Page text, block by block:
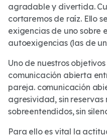
agradable y divertida.
cortaremos de raíz. Ello
exigencias de uno sobre
autoexigencias (las de
Uno de nuestros
comunicación abierta
pareja. comunicación
agresividad, sin reservas
sobreentendidos, sin
Para ello es vital la